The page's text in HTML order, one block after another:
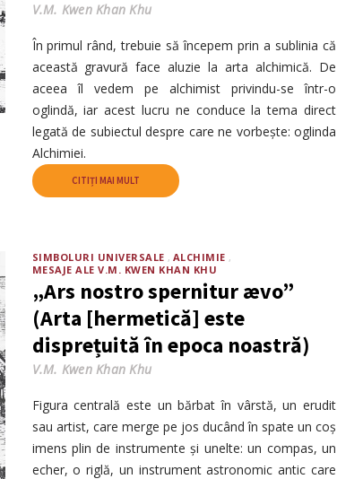
V.M. Kwen Khan Khu
În primul rând, trebuie să începem prin a sublinia că
această gravură face aluzie la arta alchimică. De
aceea îl vedem pe alchimist privindu-se într-o
oglindă, iar acest lucru ne conduce la tema direct
legată de subiectul despre care ne vorbește: oglinda
Alchimiei.
CITIȚI MAI MULT
SIMBOLURI UNIVERSALE
ALCHIMIE
MESAJE ALE V.M. KWEN KHAN KHU
„Ars nostro spernitur ævo”
(Arta [hermetică] este
disprețuită în epoca noastră)
V.M. Kwen Khan Khu
Figura centrală este un bărbat în vârstă, un erudit
sau artist, care merge pe jos ducând în spate un coș
imens plin de instrumente și unelte: un compas, un
echer, o riglă, un instrument astronomic antic care